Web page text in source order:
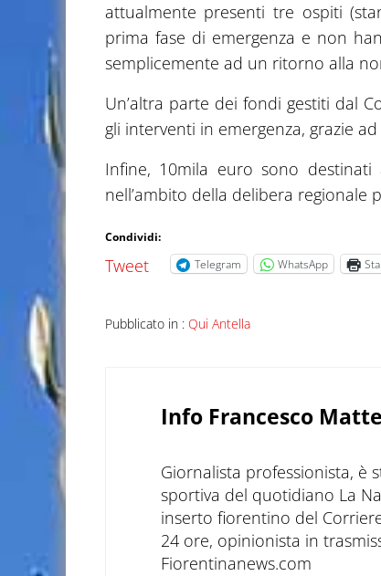
attualmente presenti tre ospiti
prima fase di emergenza e non
semplicemente ad un ritorno alla
Un’altra parte dei fondi gestiti dal
gli interventi in emergenza, grazie
Infine, 10mila euro sono
nell’ambito della delibera regionale
Condividi:
Tweet Telegram WhatsApp
Pubblicato in : Qui Antella
Info Francesco
Giornalista professionista, è
sportiva del quotidiano La
inserto fiorentino del
24 ore, opinionista in
Fiorentinanews.com